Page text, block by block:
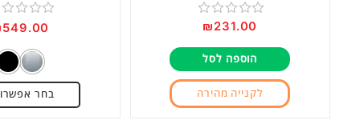
דורג
0
5
₪231.00
הוספה לסל
לקנייה מהירה
דורג
מתוך
5
549.00
בחר